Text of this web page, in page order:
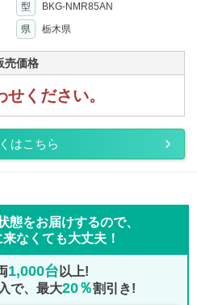
型
BKG-NMR85AN
県 栃木県
売価格
ください。
はこちら
態をお届けするので、
なくても大丈夫！
1,000台 以上!
で、最大20％割引き!